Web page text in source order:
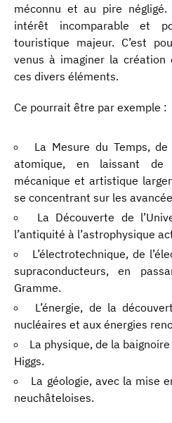
méconnu et au pire
intérêt incomparable et
touristique majeur. C’est
venus à imaginer la création
ces divers éléments.
Ce pourrait être par exemple :
La Mesure du Temps,
atomique, en laissant de
mécanique et artistique
se concentrant sur les
La Découverte de
l’antiquité à l’astrophysique
L’électrotechnique, de
supraconducteurs, en
Gramme.
L’énergie, de la
nucléaires et aux énergies
La physique, de la
Higgs.
La géologie, avec la mise
neuchâteloises.